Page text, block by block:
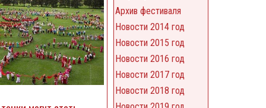
Архив фестиваля
Новости 2014 год
Новости 2015 год
Новости 2016 год
Новости 2017 год
Новости 2018 год